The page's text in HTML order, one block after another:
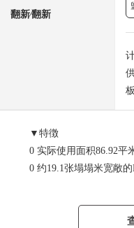
翻新⁄翻新
▼特徴
0 实际使用面积86.92平
0 约19.1张塌塌米宽敞
0 清静的居住环境